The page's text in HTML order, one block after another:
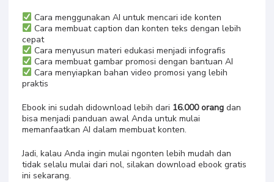
Cara menggunakan AI untuk mencari ide konten
Cara membuat caption dan konten teks dengan lebih
cepat
Cara menyusun materi edukasi menjadi infografis
Cara membuat gambar promosi dengan bantuan AI
Cara menyiapkan bahan video promosi yang lebih
praktis
Ebook ini sudah didownload lebih dari 16.000 orang dan
bisa menjadi panduan awal Anda untuk mulai
memanfaatkan AI dalam membuat konten.
Jadi, kalau Anda ingin mulai ngonten lebih mudah dan
tidak selalu mulai dari nol, silakan download ebook gratis
ini sekarang.